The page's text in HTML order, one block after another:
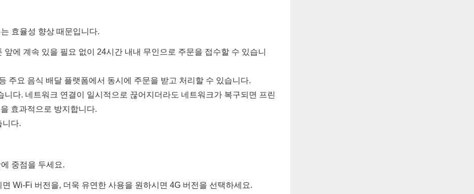
효율성 향상 때문입니다.
에 계속 있을 필요 없이 24시간 내내 무인으로 주문을 접수할 수 있습니
주요 음식 배달 플랫폼에서 동시에 주문을 받고 처리할 수 있습니다.
다. 네트워크 연결이 일시적으로 끊어지더라도 네트워크가 복구되면 프린
효과적으로 방지합니다.
니다.
중점을 두세요.
Wi-Fi 버전을, 더욱 유연한 사용을 원하시면 4G 버전을 선택하세요.